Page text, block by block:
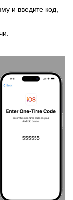
и введите код,